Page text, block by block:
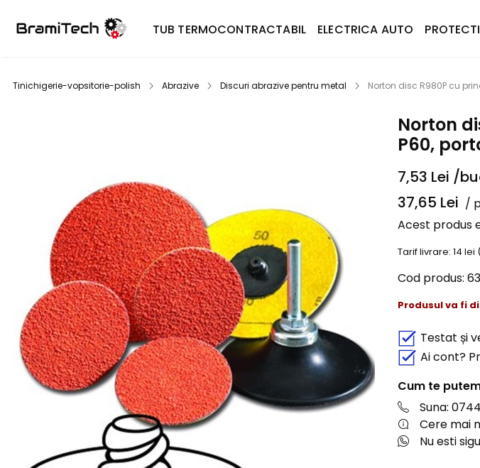
TUB TERMOCONTRACTABIL ELECTRICA AUTO
Tinichigerie-vopsitorie-polish Abrazive Discuri abrazive pentru metal Norton disc R980P cu
Norton
P60,
7,53 Lei /
37,65 Lei /
Acest produs
Tarif livrare: 14
Cod produs:
Produsul va fi
Testat și
Ai cont?
Cum te
Suna:
Cere mai
Nu esti